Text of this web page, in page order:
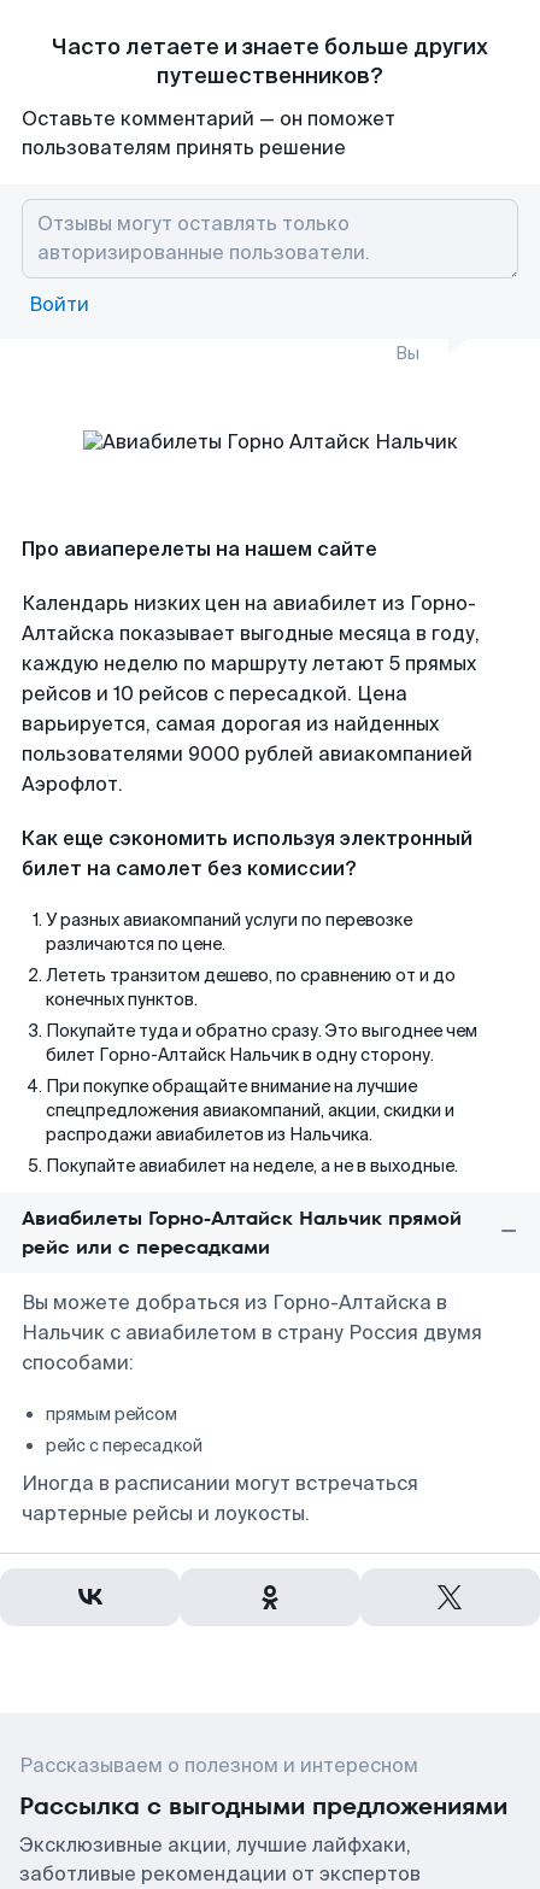
Часто летаете и знаете больше других
путешественников?
Оставьте комментарий — он поможет
пользователям принять решение
Войти
Вы
Про авиаперелеты на нашем сайте
Календарь низких цен на авиабилет из Горно-
Алтайска показывает выгодные месяца в году,
каждую неделю по маршруту летают 5 прямых
рейсов и 10 рейсов с пересадкой. Цена
варьируется, самая дорогая из найденных
пользователями 9000 рублей авиакомпанией
Аэрофлот.
Как еще сэкономить используя электронный
билет на самолет без комиссии?
У разных авиакомпаний услуги по перевозке
различаются по цене.
Лететь транзитом дешево, по сравнению от и до
конечных пунктов.
Покупайте туда и обратно сразу. Это выгоднее чем
билет Горно-Алтайск Нальчик в одну сторону.
При покупке обращайте внимание на лучшие
спецпредложения авиакомпаний, акции, скидки и
распродажи авиабилетов из Нальчика.
Покупайте авиабилет на неделе, а не в выходные.
Авиабилеты Горно-Алтайск Нальчик прямой
рейс или с пересадками
Вы можете добраться из Горно-Алтайска в
Нальчик с авиабилетом в страну Россия двумя
способами:
прямым рейсом
рейс с пересадкой
Иногда в расписании могут встречаться
чартерные рейсы и лоукосты.
Рассказываем о полезном и интересном
Рассылка с выгодными предложениями
Эксклюзивные акции, лучшие лайфхаки,
заботливые рекомендации от экспертов